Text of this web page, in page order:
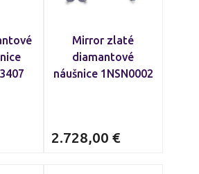
a iskrou diamantu, ktoré
Mirror zlaté
diamantové
náušnice 1NSN0002
2.728,00 €